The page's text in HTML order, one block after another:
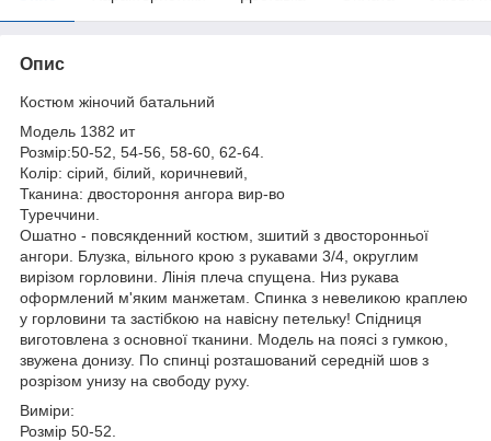
Опис
Костюм жіночий батальний
Модель 1382 ит
Розмір:50-52, 54-56, 58-60, 62-64.
Колір: сірий, білий, коричневий,
Тканина: двостороння ангора вир-во
Туреччини.
Ошатно - повсякденний костюм, зшитий з двосторонньої
ангори. Блузка, вільного крою з рукавами 3/4, округлим
вирізом горловини. Лінія плеча спущена. Низ рукава
оформлений м'яким манжетам. Спинка з невеликою краплею
у горловини та застібкою на навісну петельку! Спідниця
виготовлена ​​з основної тканини. Модель на поясі з гумкою,
звужена донизу. По спинці розташований середній шов з
розрізом унизу на свободу руху.
Виміри:
Розмір 50-52.